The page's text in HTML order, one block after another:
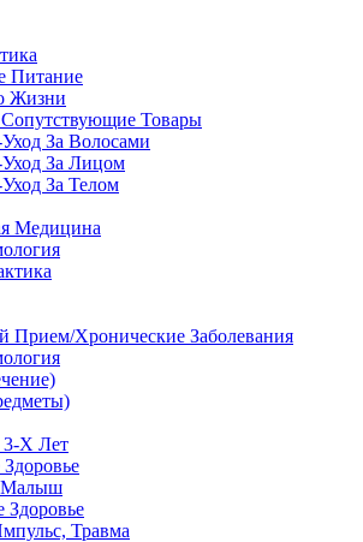
Питание
Жизни
Сопутствующие Товары
За Волосами
Уход За Лицом
За Телом
Медицина
Прием/Хронические Заболевания
3-Х Лет
Травма